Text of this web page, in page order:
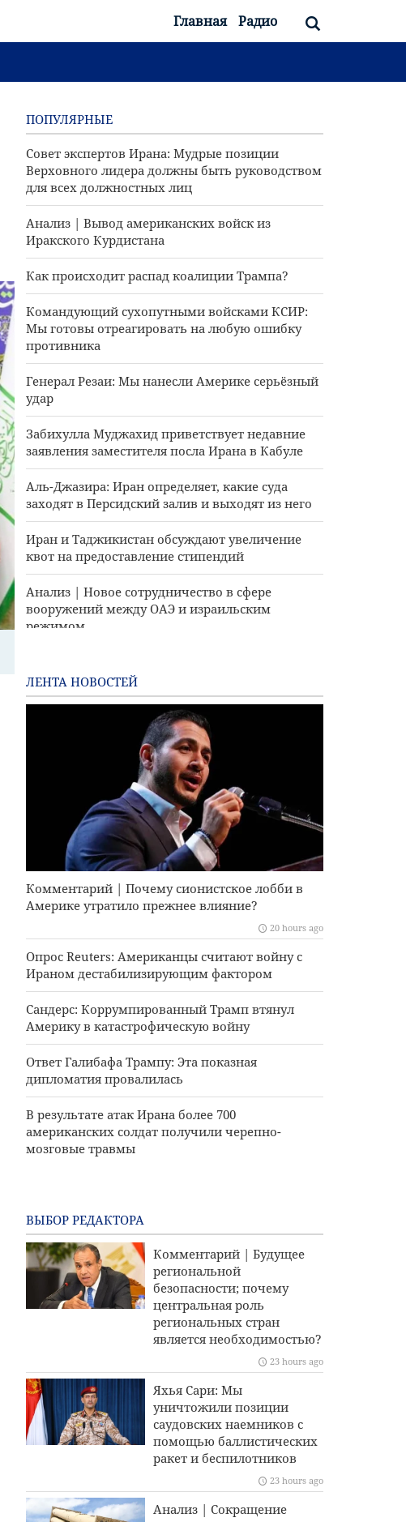
Главная Радио
ПОПУЛЯРНЫЕ
Совет экспертов Ирана: Мудрые позиции
Верховного лидера должны быть руководством
для всех должностных лиц
Анализ | Вывод американских войск из
Иракского Курдистана
Как происходит распад коалиции Трампа?
Командующий сухопутными войсками КСИР:
Мы готовы отреагировать на любую ошибку
противника
Генерал Резаи: Мы нанесли Америке серьёзный
удар
Забихулла Муджахид приветствует недавние
заявления заместителя посла Ирана в Кабуле
Аль-Джазира: Иран определяет, какие суда
заходят в Персидский залив и выходят из него
Иран и Таджикистан обсуждают увеличение
квот на предоставление стипендий
Анализ | Новое сотрудничество в сфере
вооружений между ОАЭ и израильским
режимом
с Ираном
ЛЕНТА НОВОСТЕЙ
Комментарий | Почему сионистское лобби в
Америке утратило прежнее влияние?
20 hours ago
Опрос Reuters: Американцы считают войну с
Ираном дестабилизирующим фактором
Сандерс: Коррумпированный Трамп втянул
Америку в катастрофическую войну
Ответ Галибафа Трампу: Эта показная
дипломатия провалилась
В результате атак Ирана более 700
американских солдат получили черепно-
мозговые травмы
ВЫБОР РЕДАКТОРА
Комментарий | Будущее
региональной
безопасности; почему
центральная роль
региональных стран
является необходимостью?
23 hours ago
Яхья Сари: Мы
уничтожили позиции
саудовских наемников с
помощью баллистических
ракет и беспилотников
23 hours ago
Анализ | Сокращение